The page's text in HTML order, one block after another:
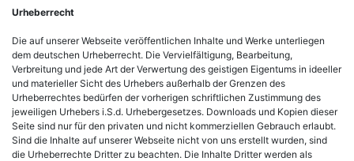
Urheberrecht
Die auf unserer Webseite veröffentlichen Inhalte und Werke unterliegen
dem deutschen Urheberrecht. Die Vervielfältigung, Bearbeitung,
Verbreitung und jede Art der Verwertung des geistigen Eigentums in ideeller
und materieller Sicht des Urhebers außerhalb der Grenzen des
Urheberrechtes bedürfen der vorherigen schriftlichen Zustimmung des
jeweiligen Urhebers i.S.d. Urhebergesetzes. Downloads und Kopien dieser
Seite sind nur für den privaten und nicht kommerziellen Gebrauch erlaubt.
Sind die Inhalte auf unserer Webseite nicht von uns erstellt wurden, sind
die Urheberrechte Dritter zu beachten. Die Inhalte Dritter werden als